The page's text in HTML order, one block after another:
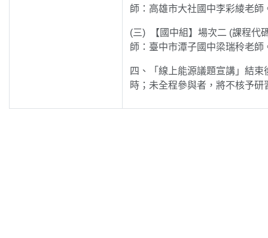
師：高雄市大社國中李彩綾老
(三) 【國中組】場次二 (課程代
師：臺中市潭子國中梁瑞秢老
四、「線上能源議題宣講」結
時；未全程參與者，將不核予研